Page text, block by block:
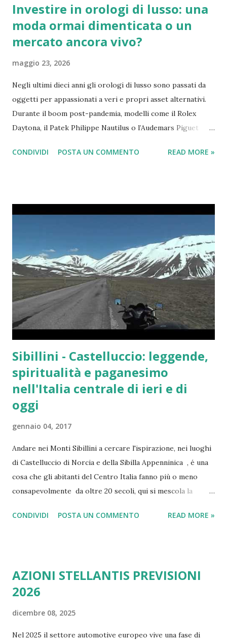
Investire in orologi di lusso: una
moda ormai dimenticata o un
mercato ancora vivo?
maggio 23, 2026
Negli ultimi dieci anni gli orologi di lusso sono passati da
oggetti per appassionati a veri e propri asset alternativi.
Durante il boom post-pandemia, modelli come il Rolex
Daytona, il Patek Philippe Nautilus o l’Audemars Piguet
alimentando l’idea che comprare un orologio potesse
chiedono: gli orologi di lusso sono ancora un investimento
orologi di lusso: cosa è successo tra 2020 e 2022 Durante la
pandemia si è verificato un mix unico di fattori: Fattore
Effetto sul mercato Liquidità elevata Più capitale
disponibile per beni alternativi Produzione limitata Forte
scarsità di modelli richiesti Social media e influencer
Crescita dell’hype Mercato crypto e tech Nuovi compratori
ad alta capacità di spesa A...
CONDIVIDI POSTA UN COMMENTO READ MORE »
Sibillini - Castelluccio: leggende,
spiritualità e paganesimo
nell'Italia centrale di ieri e di
oggi
gennaio 04, 2017
Andare nei Monti Sibillini a cercare l'ispirazione, nei luoghi
di Castelluccio di Norcia e della Sibilla Appenninica , é una
cosa che gli abitanti del Centro Italia fanno più o meno
consapevolmente da oltre 20 secoli, qui si mescola la
luogo incantato già di suo, raccontato da favole medievali e
all'epoca in cui il Vaticano decise di combattere le eresie .
Oggi cercheremo di fare luce in una vicenda che mischia
geografia, turismo, e stupefacente bellezza della natura,
con magìa, forze sconosciute della terra e insondabilità
CONDIVIDI POSTA UN COMMENTO READ MORE »
AZIONI STELLANTIS PREVISIONI
2026
dicembre 08, 2025
Nel 2025 il settore automotive europeo vive una fase di